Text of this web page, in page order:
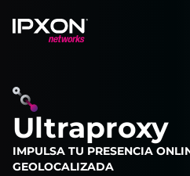
Header
Ultraproxy
IMPULSA TU PRESENCIA
GEOLOCALIZADA